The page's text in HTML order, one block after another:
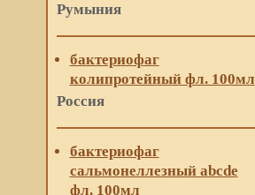
Румыния
бактериофаг
колипротейный фл. 100мл
Россия
бактериофаг
сальмонеллезный abcde
фл. 100мл